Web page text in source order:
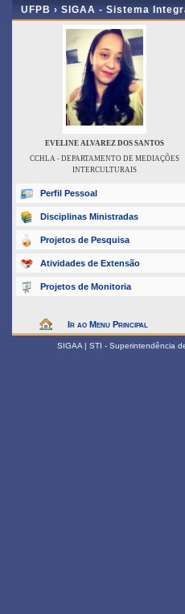
UFPB › SIGAA - Sistema
EVELINE ALVAREZ DOS SANTOS
CCHLA - DEPARTAMENTO DE MEDIAÇÕES
INTERCULTURAIS
Perfil Pessoal
Disciplinas Ministradas
Projetos de Pesquisa
Atividades de Extensão
Projetos de Monitoria
Ir ao Menu Principal
SIGAA | STI - Superintendência